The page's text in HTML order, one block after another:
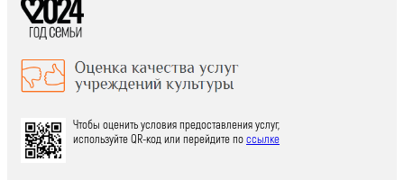
Чтобы оценить условия предоставления услуг,
используйте QR-код или перейдите поссылке